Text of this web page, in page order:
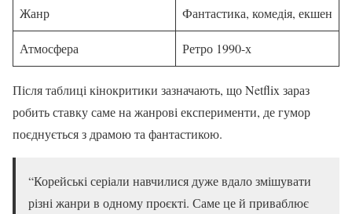
Жанр Фантастика, комедія, екшен
Атмосфера Ретро 1990-х
Після таблиці кінокритики зазначають, що Netflix зараз
робить ставку саме на жанрові експерименти, де гумор
поєднується з драмою та фантастикою.
“Корейські серіали навчилися дуже вдало змішувати
різні жанри в одному проєкті. Саме це й приваблює